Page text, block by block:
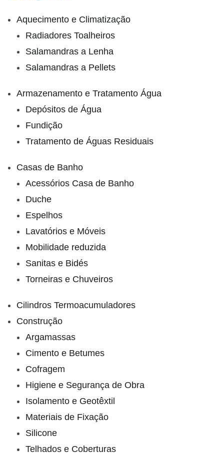
Aquecimento e Climatização
Radiadores Toalheiros
Salamandras a Lenha
Salamandras a Pellets
Armazenamento e Tratamento Água
Depósitos de Água
Fundição
Tratamento de Águas Residuais
Casas de Banho
Acessórios Casa de Banho
Duche
Espelhos
Lavatórios e Móveis
Mobilidade reduzida
Sanitas e Bidés
Torneiras e Chuveiros
Cilindros Termoacumuladores
Construção
Argamassas
Cimento e Betumes
Cofragem
Higiene e Segurança de Obra
Isolamento e Geotêxtil
Materiais de Fixação
Silicone
Telhados e Coberturas